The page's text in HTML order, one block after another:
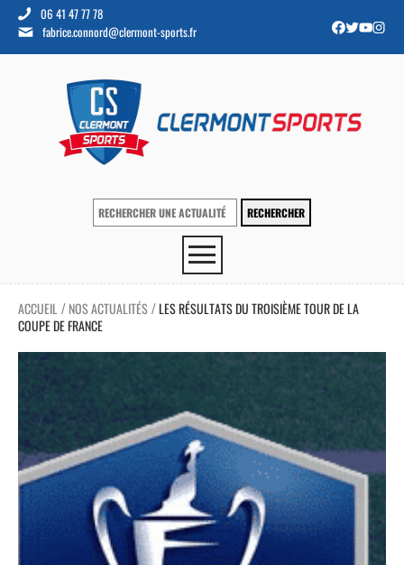
06 41 47 77 78
fabrice.connord@clermont-sports.fr
ACCUEIL / NOS ACTUALITÉS /LES RÉSULTATS DU TROISIÈME TOUR DE LA
COUPE DE FRANCE